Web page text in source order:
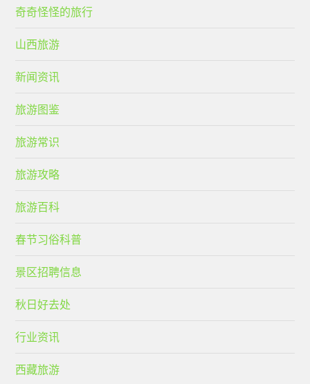
奇奇怪怪的旅行
山西旅游
新闻资讯
旅游图鉴
旅游常识
旅游攻略
旅游百科
春节习俗科普
景区招聘信息
秋日好去处
行业资讯
西藏旅游